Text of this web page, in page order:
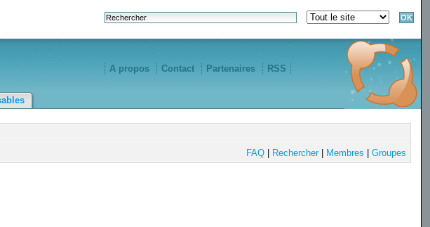
A propos Contact Partenaires RSS
FAQ| Rechercher| Membres Groupes